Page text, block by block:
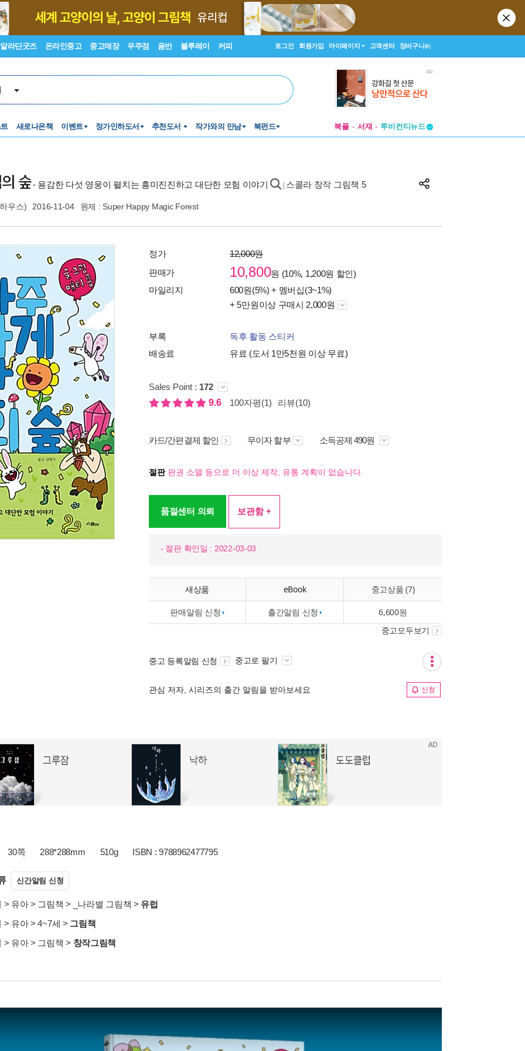
알라딘굿즈 온라인중고 중고매장 우주점 음반 블루레이 커피 로그인 회원가입 마이페이지 고객센터 장바구니(0)
새로나온책 이벤트 정가인하도서 추천도서 작가와의 만남 북펀드 북플 서재
투비컨티뉴드
숲- 용감한 다섯 영웅이 펼치는 흥미진진하고 대단한 모험 이야기 스콜라 창작 그림책 5
우스) 2016-11-04 원제 : Super Happy Magic Forest
정가
12,000원
판매가
10,800원 (10%, 1,200원 할인)
마일리지
600원(5%) + 멤버십(3~1%)
+ 5만원이상 구매시 2,000원
부록
독후 활동 스티커
배송료
유료 (도서 1만5천원 이상 무료)
Sales Point : 172
9.6
100자평(1) 리뷰(10)
카드/간편결제 할인 무이자 할부 소득공제 490원
절판판권 소멸 등으로 더 이상 제작, 유통 계획이 없습니다.
품절센터 의뢰 보관함 +
- 절판 확인일 : 2022-03-03
새상품 eBook 중고상품 (7)
판매알림 신청 출간알림 신청 6,600원
중고모두보기
중고 등록알림 신청 중고로 팔기
관심 저자, 시리즈의 출간 알림을 받아보세요 신청
30쪽 288*288mm 510g ISBN : 9788962477795
신간알림 신청
> 유아> 그림책 > _나라별 그림책 > 유럽
> 유아>4~7세 > 그림책
> 유아> 그림책 > 창작그림책